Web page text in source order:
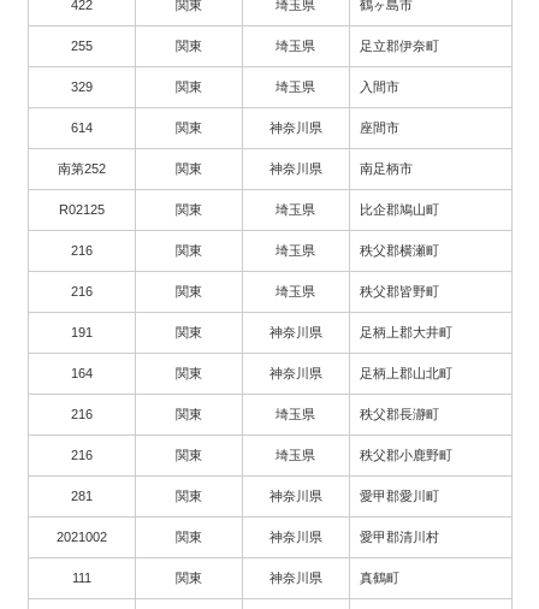
422 関東 埼玉県 鶴ヶ島市
255 関東 埼玉県 足立郡伊奈町
329 関東 埼玉県 入間市
614 関東 神奈川県 座間市
南第252 関東 神奈川県 南足柄市
R02125 関東 埼玉県 比企郡鳩山町
216 関東 埼玉県 秩父郡横瀬町
216 関東 埼玉県 秩父郡皆野町
191 関東 神奈川県 足柄上郡大井町
164 関東 神奈川県 足柄上郡山北町
216 関東 埼玉県 秩父郡長瀞町
216 関東 埼玉県 秩父郡小鹿野町
281 関東 神奈川県 愛甲郡愛川町
2021002 関東 神奈川県 愛甲郡清川村
111 関東 神奈川県 真鶴町